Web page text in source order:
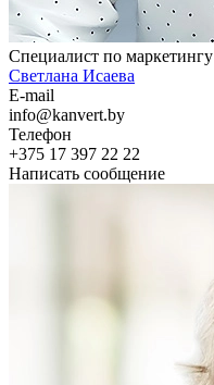
Специалист по маркетингу
Светлана Исаева
E-mail
info@kanvert.by
Телефон
+375 17 397 22 22
Написать сообщение